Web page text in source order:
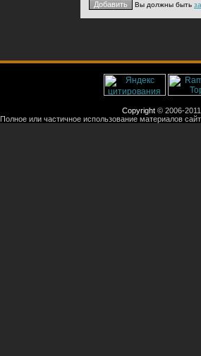
Вы должны быть
Copyright © 2006-
Полное или частичное использование материалов